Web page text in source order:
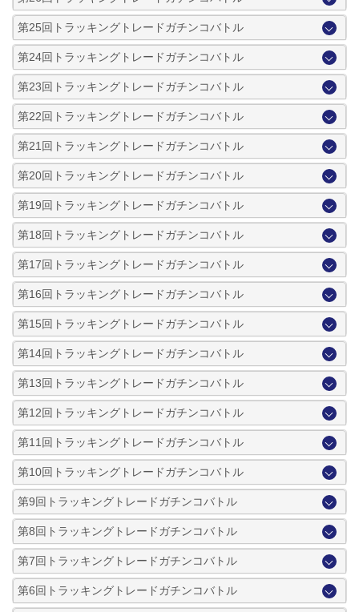
第25回トラッキングトレードガチンコバトル
第24回トラッキングトレードガチンコバトル
第23回トラッキングトレードガチンコバトル
第22回トラッキングトレードガチンコバトル
第21回トラッキングトレードガチンコバトル
第20回トラッキングトレードガチンコバトル
第19回トラッキングトレードガチンコバトル
第18回トラッキングトレードガチンコバトル
第17回トラッキングトレードガチンコバトル
第16回トラッキングトレードガチンコバトル
第15回トラッキングトレードガチンコバトル
第14回トラッキングトレードガチンコバトル
第13回トラッキングトレードガチンコバトル
第12回トラッキングトレードガチンコバトル
第11回トラッキングトレードガチンコバトル
第10回トラッキングトレードガチンコバトル
第9回トラッキングトレードガチンコバトル
第8回トラッキングトレードガチンコバトル
第7回トラッキングトレードガチンコバトル
第6回トラッキングトレードガチンコバトル